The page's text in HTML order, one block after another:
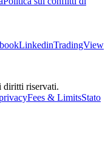
LinkedinTradingView
riservati.
Fees & LimitsStato